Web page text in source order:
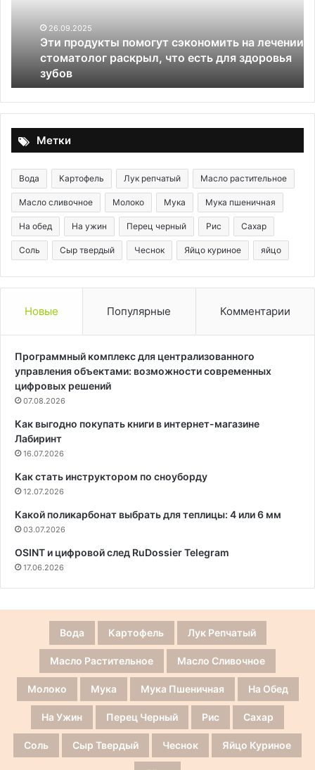
стоматолог
раскрыл,
для
здоровья
зубов
26.09.2025
Эти продукты помогут сэкономить на лечении:
стоматолог раскрыл, что есть для здоровья
зубов
Метки
Вода Картофель Лук репчатый Масло растительное
Масло сливочное Молоко Мука Мука пшеничная
На обед На ужин Перец черный Рис Сахар
Соль Сыр твердый Чеснок Яйцо куриное яйцо
Новые Популярные Комментарии
Программный комплекс для централизованного
управления объектами: возможности современных
цифровых решений
07.08.2026
Как выгодно покупать книги в интернет-магазине
Лабиринт
16.07.2026
Как стать инструктором по сноуборду
12.07.2026
Какой поликарбонат выбрать для теплицы: 4 или 6 мм
03.07.2026
OSINT и цифровой след RuDossier Telegram
17.06.2026
Вода Картофель Лук Репчатый
Масло Растительное Масло Сливочное
Молоко Мука Мука Пшеничная На Обед
На Ужин Перец Черный Рис Сахар
Соль Сыр Твердый Чеснок Яйцо Куриное